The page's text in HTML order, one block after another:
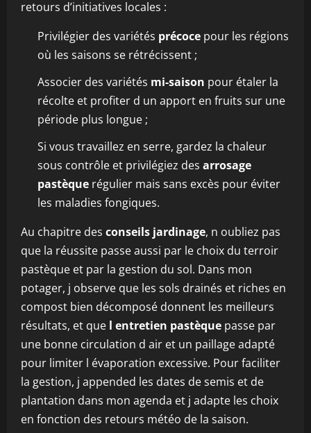
retours d’initiatives locales :
Privilégier des variétés précoce pour les régions
où les saisons se rétrécissent ;
Associer des variétés mi-saison pour étaler la
récolte et profiter d un apport en fruits sur une
période plus longue ;
Si vous travaillez en serre, gardez la chaleur
sous contrôle et privilégiez des arrosage
pastèque régulier mais sans excès pour éviter
les maladies fongiques.
Au chapitre des conseils jardinage, n oubliez pas
que la réussite passe aussi par le choix du terroir
pastèque et par la gestion du sol. Dans mon
potager, j observe que les sols drainés et riches en
compost bien décomposé donnent les meilleurs
résultats, et que l entretien pastèque passe par
une bonne circulation d air et un paillage adapté
pour limiter l évaporation excessive. Pour faciliter
la gestion, j appended les dates de semis et de
plantation dans mon agenda et j adapte les choix
en fonction des retours météo de la saison.